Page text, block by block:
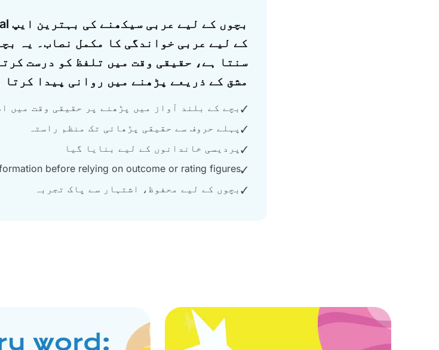
Answer
کے لیے عربی خواندگی کا مکمل نصاب۔ یہ
سنتا ہے، حقیقی وقت میں تلفظ کو درست
مشق کے ذریعے پڑھنے میں روانی پیدا کرتا
✓ بچے کے بلند آواز میں پڑھنے پر حقیقی وقت میں
✓ پہلے حروف سے حقیقی پڑھائی تک منظم راستہ
✓ پردیسی خاندانوں کے لیے بنایا گیا
✓
before relying on outcome or rating figures.
✓ بچوں کے لیے محفوظ، اشتہار سے پاک تجربہ